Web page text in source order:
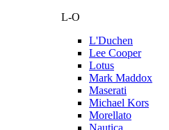
L-O
L'Duchen
Lee Cooper
Lotus
Mark Maddox
Maserati
Michael Kors
Morellato
Nautica